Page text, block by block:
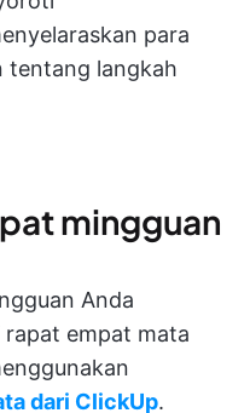
para
tentang langkah
mingguan
Anda
empat mata
dari ClickUp.